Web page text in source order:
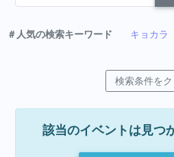
＃人気の検索キーワード キョカラ
検索条件を
該当のイベントは見つ